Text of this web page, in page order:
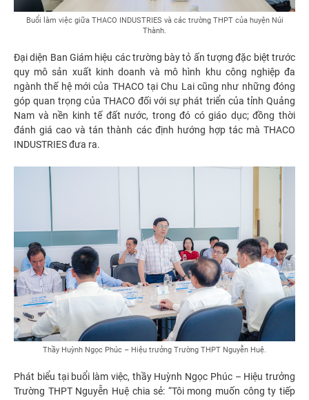
Buổi làm việc giữa THACO INDUSTRIES và các trường THPT của huyện Núi
Thành.
Đại diện Ban Giám hiệu các trường bày tỏ ấn tượng đặc biệt trước
quy mô sản xuất kinh doanh và mô hình khu công nghiệp đa
ngành thế hệ mới của THACO tại Chu Lai cũng như những đóng
góp quan trọng của THACO đối với sự phát triển của tỉnh Quảng
Nam và nền kinh tế đất nước, trong đó có giáo dục; đồng thời
đánh giá cao và tán thành các định hướng hợp tác mà THACO
INDUSTRIES đưa ra.
Thầy Huỳnh Ngọc Phúc – Hiệu trưởng Trường THPT Nguyễn Huệ.
Phát biểu tại buổi làm việc, thầy Huỳnh Ngọc Phúc – Hiệu trưởng
Trường THPT Nguyễn Huệ chia sẻ: “Tôi mong muốn công ty tiếp